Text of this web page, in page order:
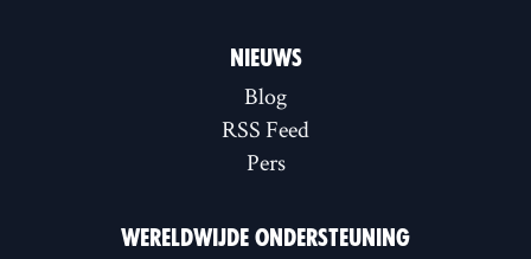
NIEUWS
Blog
RSS Feed
Pers
WERELDWIJDE ONDERSTEUNING